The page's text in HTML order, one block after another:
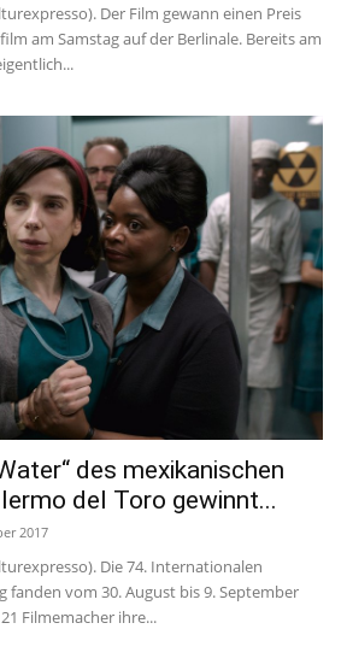
Der Film gewann einen Preis
am Samstag auf der Berlinale. Bereits am
des mexikanischen
del Toro gewinnt...
2017
Die 74. Internationalen
fanden vom 30. August bis 9. September
Filmemacher ihre...